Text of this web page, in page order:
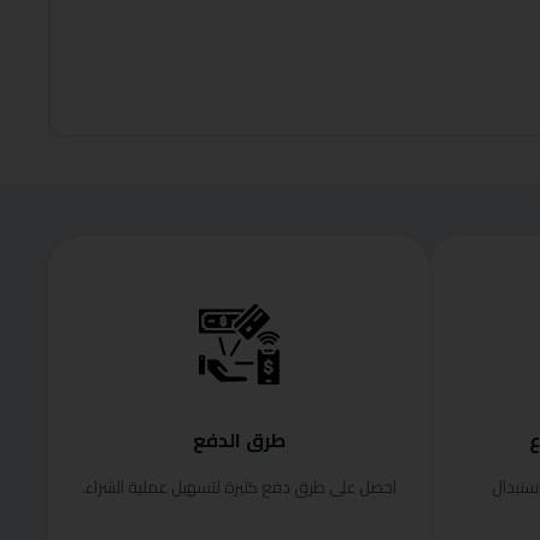
طرق الدفع
احصل على طرق دفع كثيرة لتسهيل عملية الشراء.